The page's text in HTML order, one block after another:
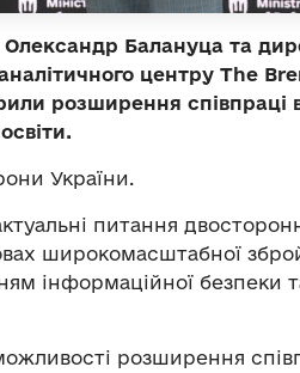
Балануца та
центру The
розширення співпраці в
України.
питання
широкомасштабної
інформаційної безпеки
розширення